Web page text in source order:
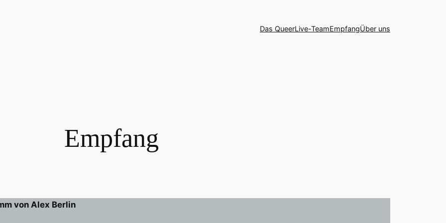
Das QueerLive-TeamEmpfangÜber uns
Empfang
von Alex Berlin